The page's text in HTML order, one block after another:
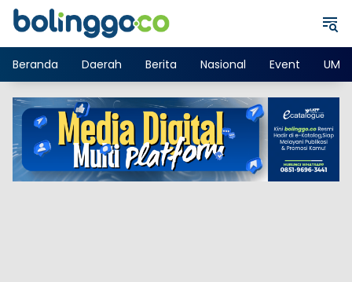
Langsung
Beranda
Daerah Berita Nasional Event